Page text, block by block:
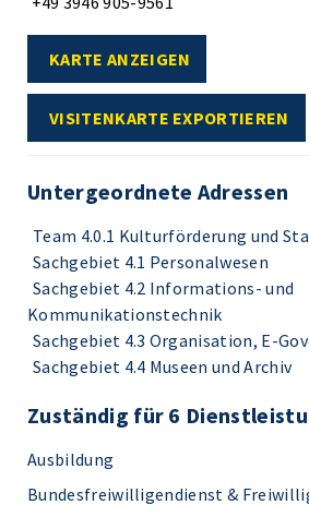
KARTE ANZEIGEN
VISITENKARTE EXPORTIEREN
Untergeordnete Adressen
Team 4.0.1 Kulturförderung und
Sachgebiet 4.1 Personalwesen
Sachgebiet 4.2 Informations- und
Kommunikationstechnik
Sachgebiet 4.3 Organisation, E-
Sachgebiet 4.4 Museen und Archiv
Zuständig für 6
Ausbildung
Bundesfreiwilligendienst &